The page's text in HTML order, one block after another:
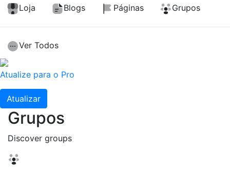
Loja
Blogs Páginas Grupos
Ver Todos
Atualize para o Pro
Atualizar
Grupos
Discover groups